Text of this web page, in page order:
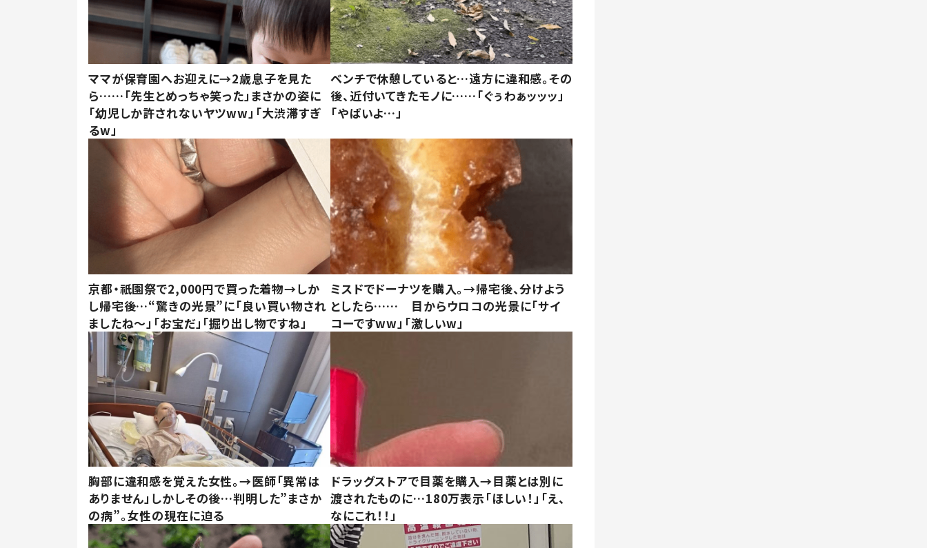
ママが保育園へお迎えに→2歳息子を見た
ら……「先生とめっちゃ笑った」まさかの姿に
「幼児しか許されないヤツww」「大渋滞すぎ
るw」
ベンチで休憩していると…遠方に違和感。その
後、近付いてきたモノに……「ぐぅわぁッッッ」
「やばいよ…」
京都・祇園祭で2,000円で買った着物→しか
し帰宅後…“驚きの光景”に「良い買い物され
ましたね～」「お宝だ」「掘り出し物ですね」
ミスドでドーナツを購入。→帰宅後、分けよう
としたら…… 目からウロコの光景に「サイ
コーですww」「激しいw」
胸部に違和感を覚えた女性。→医師「異常は
ありません」しかしその後…判明した”まさか
の病”。女性の現在に迫る
ドラッグストアで目薬を購入→目薬とは別に
渡されたものに…180万表示「ほしい！」「え、
なにこれ！！」